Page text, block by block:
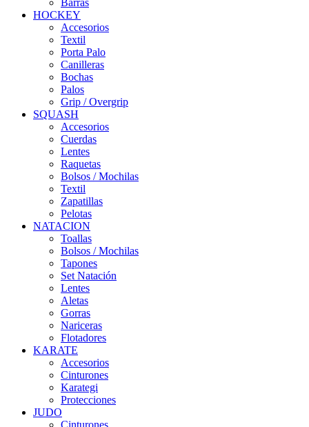
Barras
HOCKEY
Accesorios
Textil
Porta Palo
Canilleras
Bochas
Palos
Grip / Overgrip
SQUASH
Accesorios
Cuerdas
Lentes
Raquetas
Bolsos / Mochilas
Textil
Zapatillas
Pelotas
NATACION
Toallas
Bolsos / Mochilas
Tapones
Set Natación
Lentes
Aletas
Gorras
Nariceras
Flotadores
KARATE
Accesorios
Cinturones
Karategi
Protecciones
JUDO